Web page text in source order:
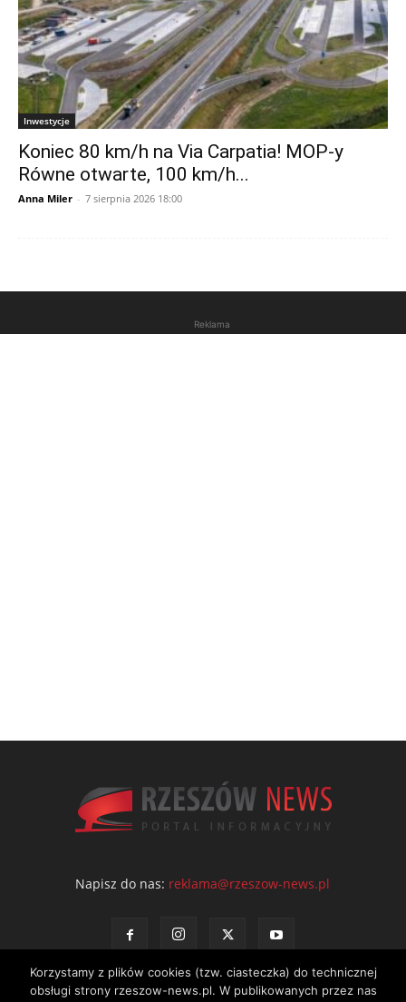
Inwestycje
Koniec 80 km/h na Via Carpatia! MOP-y
Równe otwarte, 100 km/h...
Anna Miler - 7 sierpnia 2026 18:00
Reklama
Napisz do nas: reklama@rzeszow-news.pl
Korzystamy z plików cookies (tzw. ciasteczka) do technicznej
obsługi strony rzeszow-news.pl. W publikowanych przez nas